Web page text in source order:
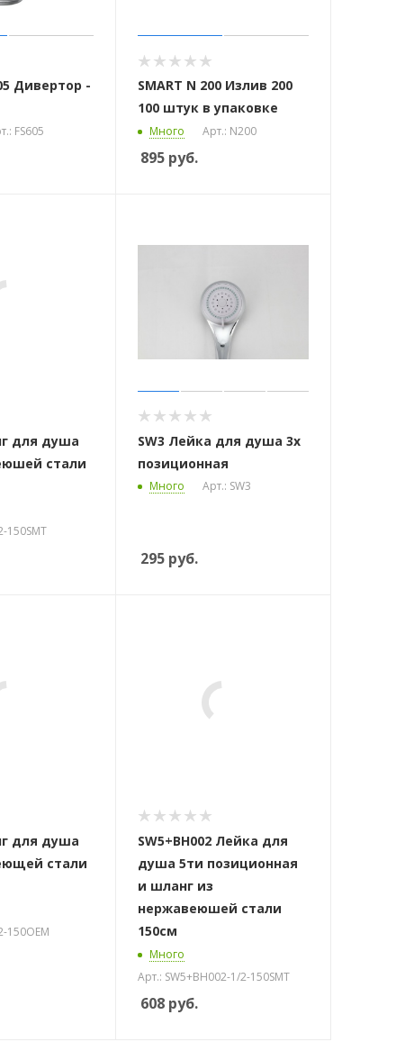
Дивертор -
FS605
SMART N 200 Излив 200
100 штук в упаковке
Много Арт.: N200
895руб.
для душа
стали
150SMT
SW3 Лейка для душа 3х
позиционная
Много Арт.: SW3
295руб.
для душа
стали
150OEM
SW5+BH002 Лейка для
душа 5ти позиционная
и шланг из
нержавеюшей стали
150см
Много
Арт.: SW5+BH002-1/2-150SMT
608руб.